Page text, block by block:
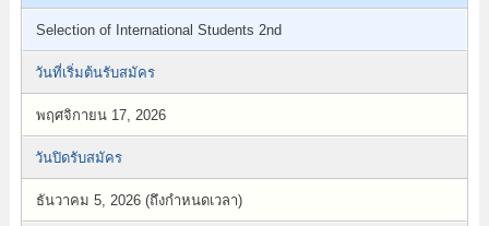
Selection of International Students 2nd
วันที่เริ่มต้นรับสมัคร
พฤศจิกายน 17, 2026
วันปิดรับสมัคร
ธันวาคม 5, 2026 (ถึงกำหนดเวลา)